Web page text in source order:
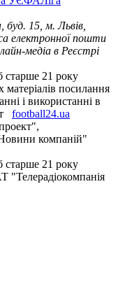
буд. 15, м. Львів,
електронної пошти
медіа в Реєстрі
старше 21 року
матеріалів посилання
і використанні в
football24.ua
компаній"
старше 21 року
"Телерадіокомпанія